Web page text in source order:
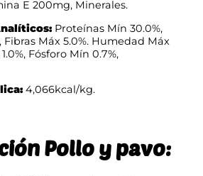
E 200mg, Minerales.
Proteínas Mín 30.0%,
Fibras Máx 5.0%. Humedad Máx
Fósforo Mín 0.7%,
4,066kcal/kg.
Pollo y pavo: